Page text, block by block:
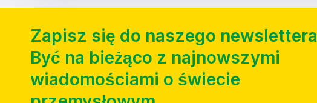
Zapisz się do naszego newslettera
Być na bieżąco z najnowszymi
wiadomościami o świecie